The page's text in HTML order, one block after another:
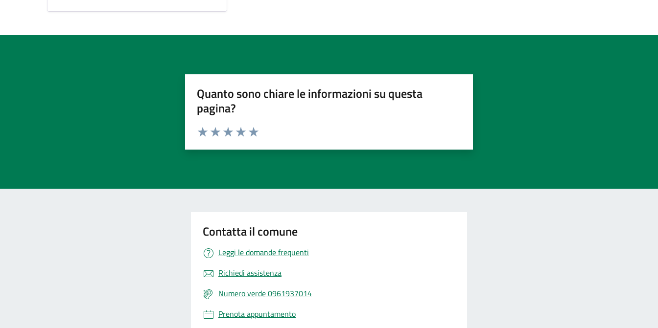
Quanto sono chiare le informazioni su questa
pagina?
Contatta il comune
Leggi le domande frequenti
Richiedi assistenza
Numero verde 0961937014
Prenota appuntamento